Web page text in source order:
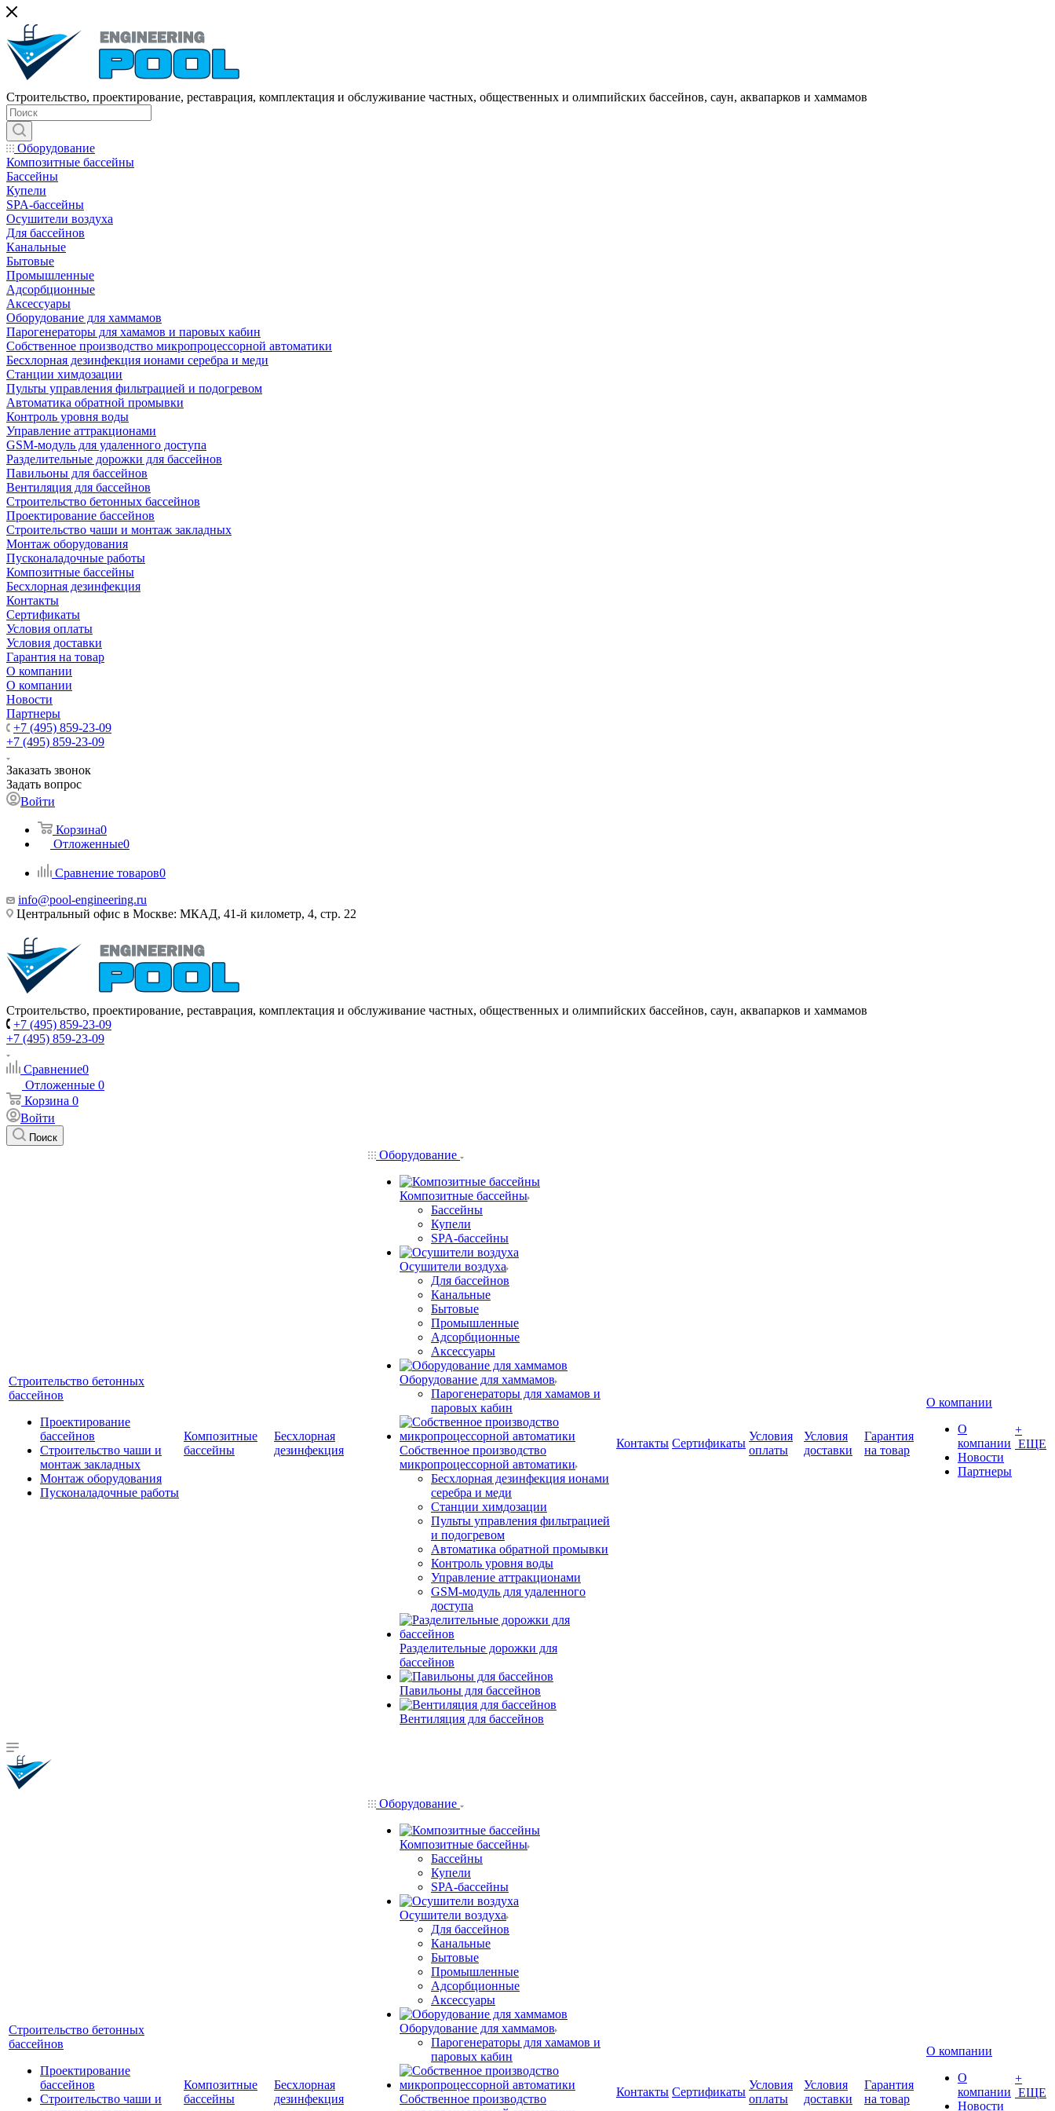
Строительство, проектирование, реставрация, комплектация и обслуживание частных, общественных и олимпийских бассейнов, саун, аквапарков и хаммамов
Оборудование
Композитные бассейны
Бассейны
Купели
SPA-бассейны
Осушители воздуха
Для бассейнов
Канальные
Бытовые
Промышленные
Адсорбционные
Аксессуары
Оборудование для хаммамов
Парогенераторы для хамамов и паровых кабин
Собственное производство микропроцессорной автоматики
Беcхлорная дезинфекция ионами серебра и меди
Станции химдозации
Пульты управления фильтрацией и подогревом
Автоматика обратной промывки
Контроль уровня воды
Управление аттракционами
GSM-модуль для удаленного доступа
Разделительные дорожки для бассейнов
Павильоны для бассейнов
Вентиляция для бассейнов
Строительство бетонных бассейнов
Проектирование бассейнов
Строительство чаши и монтаж закладных
Монтаж оборудования
Пусконаладочные работы
Композитные бассейны
Бесхлорная дезинфекция
Контакты
Сертификаты
Условия оплаты
Условия доставки
Гарантия на товар
О компании
О компании
Новости
Партнеры
+7 (495) 859-23-09
+7 (495) 859-23-09
Заказать звонок
Задать вопрос
Войти
Корзина0
Отложенные0
Сравнение товаров0
info@pool-engineering.ru
Центральный офис в Москве: МКАД, 41-й километр, 4, стр. 22
Строительство, проектирование, реставрация, комплектация и обслуживание частных, общественных и олимпийских бассейнов, саун, аквапарков и хаммамов
+7 (495) 859-23-09
+7 (495) 859-23-09
Сравнение0
Отложенные 0
Корзина 0
Войти
Поиск
Строительство бетонных
бассейнов
Проектирование
бассейнов
Строительство чаши и
монтаж закладных
Монтаж оборудования
Пусконаладочные работы
Композитные
бассейны
Бесхлорная
дезинфекция
Оборудование
Композитные бассейны
Бассейны
Купели
SPA-бассейны
Осушители воздуха
Для бассейнов
Канальные
Бытовые
Промышленные
Адсорбционные
Аксессуары
Оборудование для хаммамов
Парогенераторы для хамамов и
паровых кабин
Собственное производство
микропроцессорной автоматики
Беcхлорная дезинфекция ионами
серебра и меди
Станции химдозации
Пульты управления фильтрацией
и подогревом
Автоматика обратной промывки
Контроль уровня воды
Управление аттракционами
GSM-модуль для удаленного
доступа
Разделительные дорожки для
бассейнов
Павильоны для бассейнов
Вентиляция для бассейнов
Контакты Сертификаты
Условия
оплаты
Условия
доставки
Гарантия
на товар
О компании
О
компании
Новости
Партнеры
+
ЕЩЕ
Строительство бетонных
бассейнов
Проектирование
бассейнов
Строительство чаши и
Композитные
бассейны
Бесхлорная
дезинфекция
Оборудование
Композитные бассейны
Бассейны
Купели
SPA-бассейны
Осушители воздуха
Для бассейнов
Канальные
Бытовые
Промышленные
Адсорбционные
Аксессуары
Оборудование для хаммамов
Парогенераторы для хамамов и
паровых кабин
Собственное производство
Контакты Сертификаты
Условия
оплаты
Условия
доставки
Гарантия
на товар
О компании
О
компании
Новости
+
ЕЩЕ